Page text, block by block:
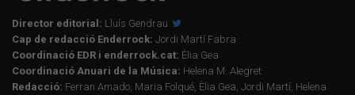
Director editorial: Lluís Gendrau
Cap de redacció Enderrock: Jordi Martí Fabra
Coordinació EDR i enderrock.cat: Èlia Gea
Coordinació Anuari de la Música: Helena M. Alegret
Redacció: Ferran Amado, Maria Folqué, Èlia Gea, Jordi Martí, Helena